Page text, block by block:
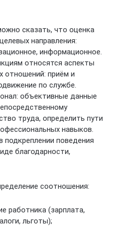
сказать, что оценка
направления:
информационное.
относятся аспекты
отношений: приём и
по службе.
объективные данные
труда, определить пути
навыков.
поведения
благодарности,
соотношения:
работника (зарплата,
льготы);